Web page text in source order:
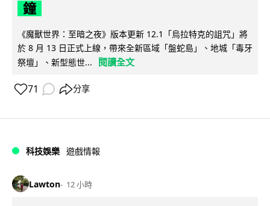
鐘
《魔獸世界：至暗之夜》版本更新 12.1「烏拉特克的詛咒」將
於 8 月 13 日正式上線，帶來全新區域「盤蛇島」、地城「毒牙
祭壇」、新型態世...
閱讀全文
71 分享
科技娛樂 遊戲情報
Lawton 12 小時